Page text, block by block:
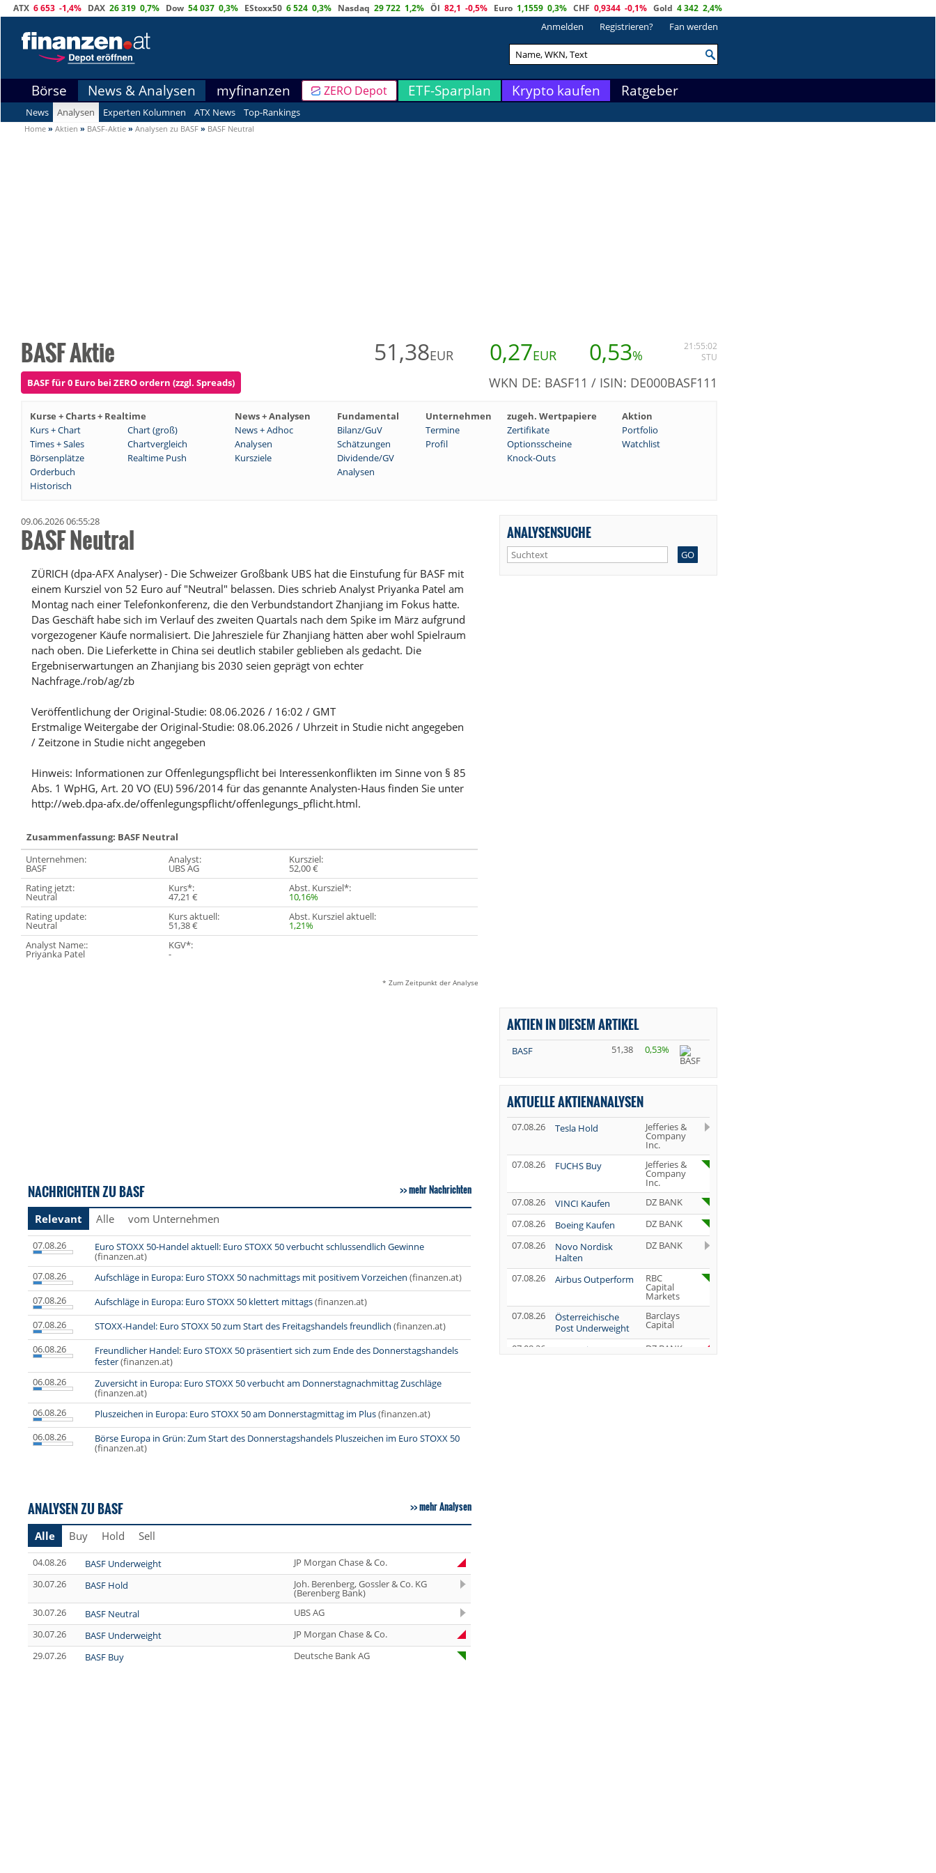
ATX 6 653 -1,4% DAX 26 319 0,7% Dow 54 037 0,3% EStoxx50 6 524 0,3% Nasdaq 29 722 1,2% Öl 82,1 -0,5% Euro 1,1559 0,3% CHF 0,9344 -0,1% Gold 4 342 2,4%
Anmelden Registrieren? Fan werden
Börse News & Analysen myfinanzen ZERO Depot ETF-Sparplan Krypto kaufen Ratgeber
News Analysen Experten Kolumnen ATX News Top-Rankings
Home » Aktien » BASF-Aktie » Analysen zu BASF » BASF Neutral
BASF Aktie 51,38EUR 0,27EUR 0,53%
21:55:02
STU
BASF für 0 Euro bei ZERO ordern (zzgl. Spreads) WKN DE: BASF11 / ISIN: DE000BASF111
Kurse + Charts + Realtime News + Analysen Fundamental Unternehmen zugeh. Wertpapiere
Aktion
Kurs + Chart
Chart (groß) News + Adhoc Bilanz/GuV Termine Zertifikate
Portfolio
Times + Sales
Chartvergleich Analysen Schätzungen Profil Optionsscheine
Watchlist
Börsenplätze
Realtime Push Kursziele Dividende/GV
Knock-Outs
Orderbuch
Analysen
Historisch
09.06.2026 06:55:28
BASF Neutral
ZÜRICH (dpa-AFX Analyser) - Die Schweizer Großbank UBS hat die Einstufung für BASF mit
einem Kursziel von 52 Euro auf "Neutral" belassen. Dies schrieb Analyst Priyanka Patel am
Montag nach einer Telefonkonferenz, die den Verbundstandort Zhanjiang im Fokus hatte.
Das Geschäft habe sich im Verlauf des zweiten Quartals nach dem Spike im März aufgrund
vorgezogener Käufe normalisiert. Die Jahresziele für Zhanjiang hätten aber wohl Spielraum
nach oben. Die Lieferkette in China sei deutlich stabiler geblieben als gedacht. Die
Ergebniserwartungen an Zhanjiang bis 2030 seien geprägt von echter
Nachfrage./rob/ag/zb
Veröffentlichung der Original-Studie: 08.06.2026 / 16:02 / GMT
Erstmalige Weitergabe der Original-Studie: 08.06.2026 / Uhrzeit in Studie nicht angegeben
/ Zeitzone in Studie nicht angegeben
Hinweis: Informationen zur Offenlegungspflicht bei Interessenkonflikten im Sinne von § 85
Abs. 1 WpHG, Art. 20 VO (EU) 596/2014 für das genannte Analysten-Haus finden Sie unter
http://web.dpa-afx.de/offenlegungspflicht/offenlegungs_pflicht.html.
Zusammenfassung: BASF Neutral
Unternehmen:
BASF
Analyst:
UBS AG
Kursziel:
52,00 €
Rating jetzt:
Neutral
Kurs*:
47,21 €
Abst. Kursziel*:
10,16%
Rating update:
Neutral
Kurs aktuell:
51,38 €
Abst. Kursziel aktuell:
1,21%
Analyst Name::
Priyanka Patel
KGV*:
-
* Zum Zeitpunkt der Analyse
NACHRICHTEN ZU BASF mehr Nachrichten
Relevant Alle vom Unternehmen
07.08.26 Euro STOXX 50-Handel aktuell: Euro STOXX 50 verbucht schlussendlich Gewinne
(finanzen.at)
07.08.26
Aufschläge in Europa: Euro STOXX 50 nachmittags mit positivem Vorzeichen (finanzen.at)
07.08.26
Aufschläge in Europa: Euro STOXX 50 klettert mittags(finanzen.at)
07.08.26
STOXX-Handel: Euro STOXX 50 zum Start des Freitagshandels freundlich (finanzen.at)
06.08.26
Freundlicher Handel: Euro STOXX 50 präsentiert sich zum Ende des Donnerstagshandels
fester(finanzen.at)
06.08.26
Zuversicht in Europa: Euro STOXX 50 verbucht am Donnerstagnachmittag Zuschläge
(finanzen.at)
06.08.26
Pluszeichen in Europa: Euro STOXX 50 am Donnerstagmittag im Plus(finanzen.at)
06.08.26
Börse Europa in Grün: Zum Start des Donnerstagshandels Pluszeichen im Euro STOXX 50
(finanzen.at)
ANALYSEN ZU BASF mehr Analysen
Alle Buy Hold Sell
04.08.26 BASF Underweight
JP Morgan Chase & Co.
30.07.26
BASF Hold Joh. Berenberg, Gossler & Co. KG
(Berenberg Bank)
30.07.26
BASF Neutral
UBS AG
30.07.26
BASF Underweight
JP Morgan Chase & Co.
29.07.26
BASF Buy Deutsche Bank AG
ANALYSENSUCHE
GO
AKTIEN IN DIESEM ARTIKEL
BASF 51,38 0,53%
AKTUELLE AKTIENANALYSEN
07.08.26 Tesla Hold Jefferies &
Company
Inc.
07.08.26
FUCHS Buy Jefferies &
Company
Inc.
07.08.26
VINCI Kaufen
DZ BANK
07.08.26
Boeing Kaufen
DZ BANK
07.08.26
Novo Nordisk
Halten
DZ BANK
07.08.26 Airbus Outperform RBC
Capital
Markets
07.08.26
Österreichische
Post Underweight
Barclays
Capital
07.08.26
SUSS MicroTec
DZ BANK